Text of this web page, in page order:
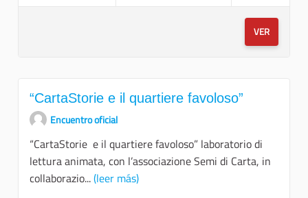
VER
“CartaStorie e il quartiere favoloso”
Encuentro oficial
“CartaStorie e il quartiere favoloso” laboratorio di
lettura animata, con l’associazione Semi di Carta, in
collaborazio...(leer más)